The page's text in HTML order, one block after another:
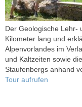
Der Geologische Lehr-
Kilometer lang und
Alpenvorlandes im
und Kaltzeiten sowie
Staufenbergs anhand
Tour aufrufen